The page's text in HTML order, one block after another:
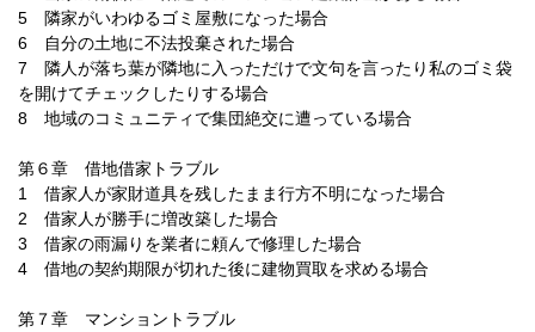
5 隣家がいわゆるゴミ屋敷になった場合
6 自分の土地に不法投棄された場合
7 隣人が落ち葉が隣地に入っただけで文句を言ったり私のゴミ袋
を開けてチェックしたりする場合
8 地域のコミュニティで集団絶交に遭っている場合
第６章 借地借家トラブル
1 借家人が家財道具を残したまま行方不明になった場合
2 借家人が勝手に増改築した場合
3 借家の雨漏りを業者に頼んで修理した場合
4 借地の契約期限が切れた後に建物買取を求める場合
第７章 マンショントラブル